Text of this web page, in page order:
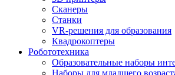
Сканеры
Станки
VR-решения для образования
Квадрокоптеры
Робототехника
Образовательные наборы
Наборы для младшего